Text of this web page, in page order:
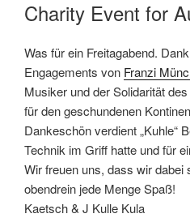
Charity Event for
Was für ein Freitagabend.
Engagements von Franzi
Musiker und der Solidarität
für den geschundenen
Dankeschön verdient „Kuhle“
Technik im Griff hatte und für
Wir freuen uns, dass wir dabei
obendrein jede Menge Spaß!
Kaetsch & J Kulle Kula